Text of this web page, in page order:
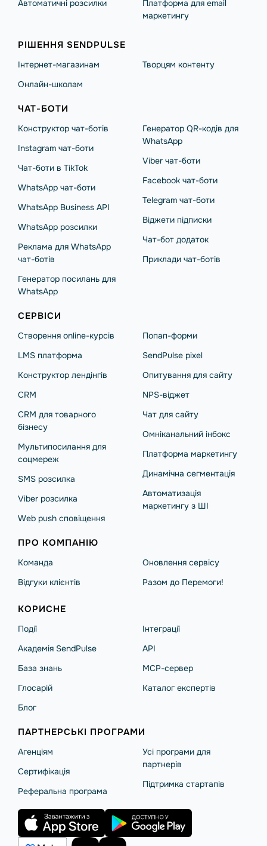
Автоматичні розсилки
Платформа для email
маркетингу
РІШЕННЯ SENDPULSE
Інтернет-магазинам
Онлайн-школам
Творцям контенту
ЧАТ-БОТИ
Конструктор чат-ботів
Instagram чат-боти
Чат-боти в TikTok
WhatsApp чат-боти
WhatsApp Business API
WhatsApp розсилки
Реклама для WhatsApp
чат-ботів
Генератор посилань для
WhatsApp
Генератор QR-кодів для
WhatsApp
Viber чат-боти
Facebook чат-боти
Telegram чат-боти
Віджети підписки
Чат-бот додаток
Приклади чат-ботів
СЕРВІСИ
Створення online-курсів
LMS платформа
Конструктор лендінгів
CRM
CRM для товарного
бізнесу
Мультипосилання для
соцмереж
SMS розсилка
Viber розсилка
Web push сповіщення
Попап-форми
SendPulse pixel
Опитування для сайту
NPS-віджет
Чат для сайту
Омніканальний інбокс
Платформа маркетингу
Динамічна сегментація
Автоматизація
маркетингу з ШІ
ПРО КОМПАНІЮ
Команда
Відгуки клієнтів
Оновлення сервісу
Разом до Перемоги!
КОРИСНЕ
Події
Академія SendPulse
База знань
Глосарій
Блог
Інтеграції
API
MCP-сервер
Каталог експертів
ПАРТНЕРСЬКІ ПРОГРАМИ
Агенціям
Сертифікація
Реферальна програма
Усі програми для
партнерів
Підтримка стартапів